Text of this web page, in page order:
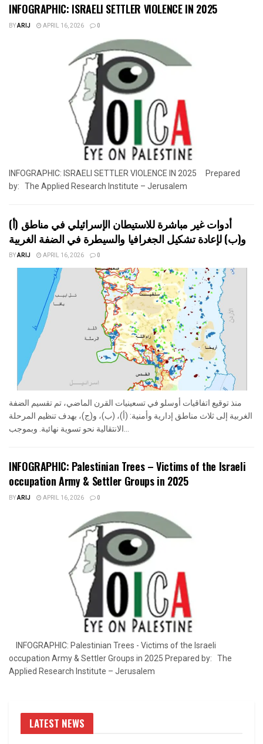
INFOGRAPHIC: ISRAELI SETTLER VIOLENCE IN 2025
BYARIJ APRIL 16, 2026 0
INFOGRAPHIC: ISRAELI SETTLER VIOLENCE IN 2025 Prepared
by: The Applied Research Institute – Jerusalem
أدوات غير مباشرة للاستيطان الإسرائيلي في مناطق (أ)
BYARIJ APRIL 16, 2026 0
منذ توقيع اتفاقيات أوسلو في تسعينيات القرن الماضي، تم تقسيم الضفة
الغربية إلى ثلاث مناطق إدارية وأمنية: (أ)، (ب)، و(ج)، بهدف تنظيم المرحلة
INFOGRAPHIC: Palestinian Trees – Victims of the Israeli
occupation Army & Settler Groups in 2025
BYARIJ APRIL 16, 2026 0
INFOGRAPHIC: Palestinian Trees - Victims of the Israeli
occupation Army & Settler Groups in 2025 Prepared by: The
Applied Research Institute – Jerusalem
LATEST NEWS